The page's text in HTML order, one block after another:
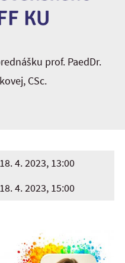
KU
prof. PaedDr.
CSc.
18. 4. 2023, 13:00
18. 4. 2023, 15:00